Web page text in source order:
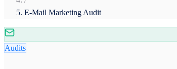
E-Mail Marketing Audit
Audits